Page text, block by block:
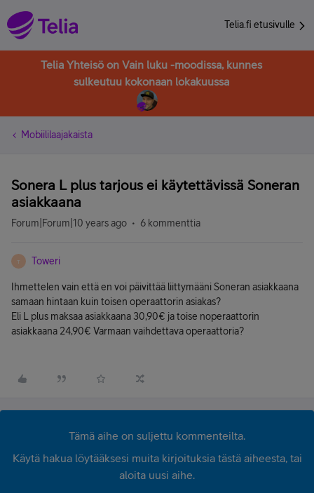
Telia.fi etusivulle
Telia Yhteisö on Vain luku -moodissa, kunnes
sulkeutuu kokonaan lokakuussa
Mobiililaajakaista
Sonera L plus tarjous ei käytettävissä Soneran
asiakkaana
Forum|Forum|10 years ago 6 kommenttia
T Toweri
Ihmettelen vain että en voi päivittää liittymääni Soneran asiakkaana
samaan hintaan kuin toisen operaattorin asiakas?
Eli L plus maksaa asiakkaana 30,90€ ja toise noperaattorin
asiakkaana 24,90€ Varmaan vaihdettava operaattoria?
Tämä aihe on suljettu kommenteilta.
Käytä hakua löytääksesi muita kirjoituksia tästä aiheesta, tai
aloita uusi aihe.